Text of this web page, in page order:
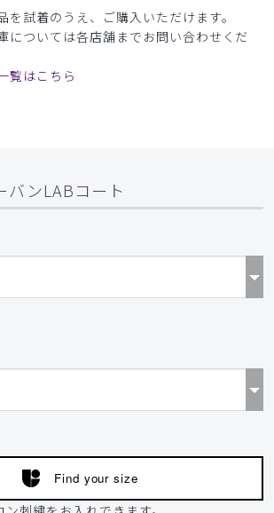
を試着のうえ、ご購入いただけます。
については各店舗までお問い合わせくだ
覧はこちら
バンLABコート
Find your size